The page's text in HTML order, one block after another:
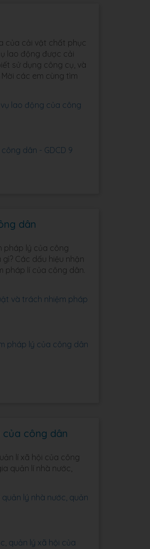
của cải vật chất phục
lao động được cải
sử dụng công cụ, và
các em cùng tìm
vụ lao động của công
dân - GDCD 9
dân
pháp lý của công
Các dấu hiệu nhận
pháp lí của công dân.
và trách nhiệm pháp
pháp lý của công dân
của công dân
lí xã hội của công
quản lí nhà nước,
quản lý nhà nước, quản
quản lý xã hội của